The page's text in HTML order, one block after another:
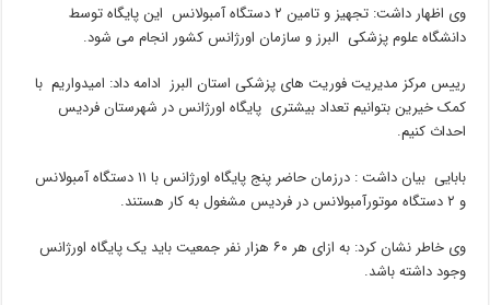
وی اظهار داشت: تجهیز و تامین ۲ دستگاه آمبولانس این پایگاه توسط
دانشگاه علوم پزشکی البرز و سازمان اورژانس کشور انجام می شود.
رییس مرکز مدیریت فوریت های پزشکی استان البرز ادامه داد: امیدواریم با
کمک خیرین بتوانیم تعداد بیشتری پایگاه اورژانس در شهرستان فردیس
احداث کنیم.
بابایی بیان داشت : درزمان حاضر پنج پایگاه اورژانس با ۱۱ دستگاه آمبولانس
و ۲ دستگاه موتورآمبولانس در فردیس مشغول به کار هستند.
وی خاطر نشان کرد: به ازای هر ۶۰ هزار نفر جمعیت باید یک پایگاه اورژانس
وجود داشته باشد.